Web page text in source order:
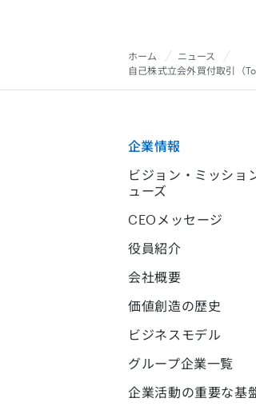
ホーム
ニュース
自己株式立会外買付取引（
企業情報
ビジョン・ミッショ
ューズ
CEOメッセージ
役員紹介
会社概要
価値創造の歴史
ビジネスモデル
グループ企業一覧
企業活動の重要な基